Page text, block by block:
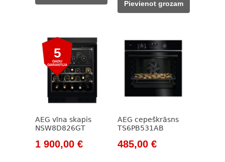
1
904,00 €.
1
779,00 €.
Pievienot grozam
5
GADU
GARANTIJA
AEG vīna skapis
NSW8D826GT
Original
1 900,00 €Current
AEG cepeškrāsns
TS6PB531AB
Original
485,00 €Current